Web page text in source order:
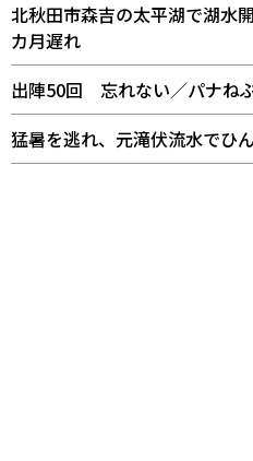
北秋田市森吉の太平湖で湖水
カ月遅れ
出陣50回 忘れない／パナね
猛暑を逃れ、元滝伏流水で